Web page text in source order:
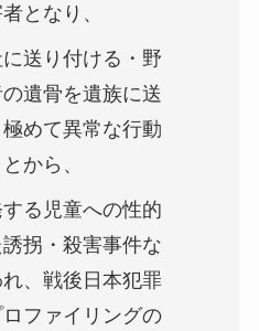
となり、
送り付ける・野
遺骨を遺族に送
めて異常な行動
から、
る児童への性的
拐・殺害事件な
、戦後日本犯罪
ファイリングの